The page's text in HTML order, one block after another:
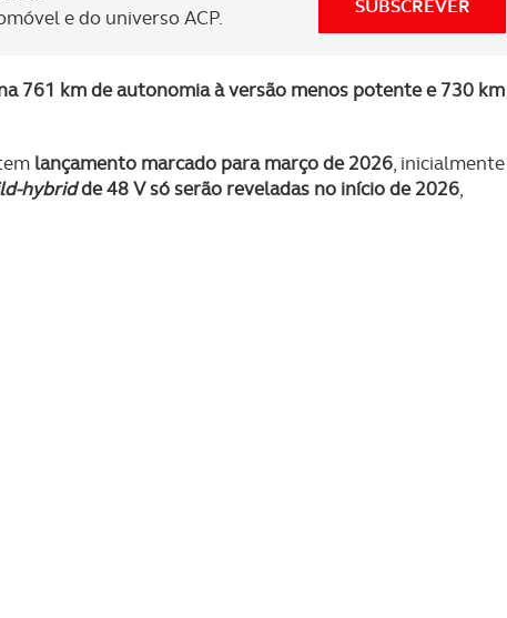
e do universo ACP.
SUBSCREVER
761 km de autonomia à versão menos potente e 730 km
lançamento marcado para março de 2026, inicialmente
hybridde 48 V só serão reveladas no início de 2026,